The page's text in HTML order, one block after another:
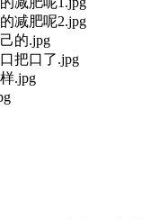
肥呢2.jpg
的.jpg
口了.jpg
.jpg